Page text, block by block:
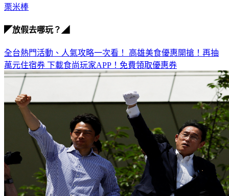
栗米棒
◤放假去哪玩？◢
全台熱門活動、人氣攻略一次看！ 高雄美食優惠開搶！再抽
萬元住宿券 下載食尚玩家APP！免費領取優惠券